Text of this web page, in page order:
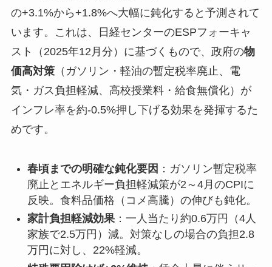
の+3.1%から+1.8%へ大幅に鈍化すると予測されて
います。これは、日経センターのESPフォーキャ
スト（2025年12月分）に基づくもので、政府の物
価高対策（ガソリン・軽油の暫定税率廃止、電
気・ガス負担軽減、高校授業料・給食無償化）が
インフレ率を約-0.5%押し下げる効果を発揮するた
めです。
春頃までの明確な鈍化要因 ：ガソリン暫定税率
廃止とエネルギー負担軽減策が2～4月のCPIに
反映。食料品価格（コメ高騰）の伸びも鈍化。
家計負担軽減効果：一人当たり約0.6万円（4人
家族で2.5万円）減。対策なしの場合の負担2.8
万円に対し、22%軽減。